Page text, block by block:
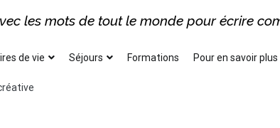
les mots de tout le monde pour écrire
de vie Séjours Formations Pour en savoir plus